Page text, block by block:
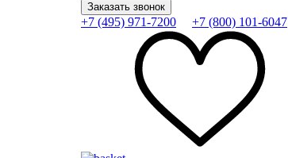
Заказать звонок
+7 (495) 971-7200 +7 (800) 101-6047